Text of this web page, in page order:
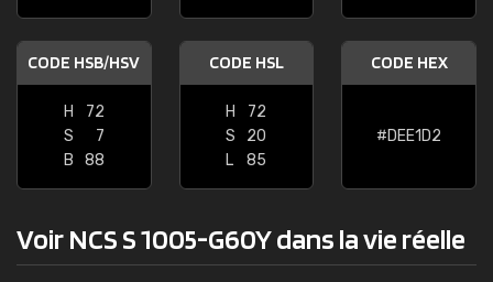
CODE HSB/HSV
H
72
S
7
B
88
CODE HSL
H
72
S
20
L
85
CODE HEX
#DEE1D2
Voir NCS S 1005-G60Y dans la vie réelle